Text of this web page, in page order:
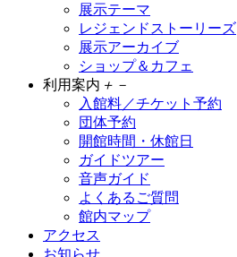
展示テーマ
レジェンドストーリーズ
展示アーカイブ
ショップ＆カフェ
利用案内 ＋ －
入館料／チケット予約
団体予約
開館時間・休館日
ガイドツアー
音声ガイド
よくあるご質問
館内マップ
アクセス